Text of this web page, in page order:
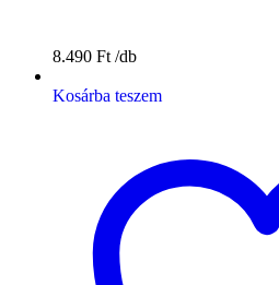
8.490 Ft
Kosárba teszem